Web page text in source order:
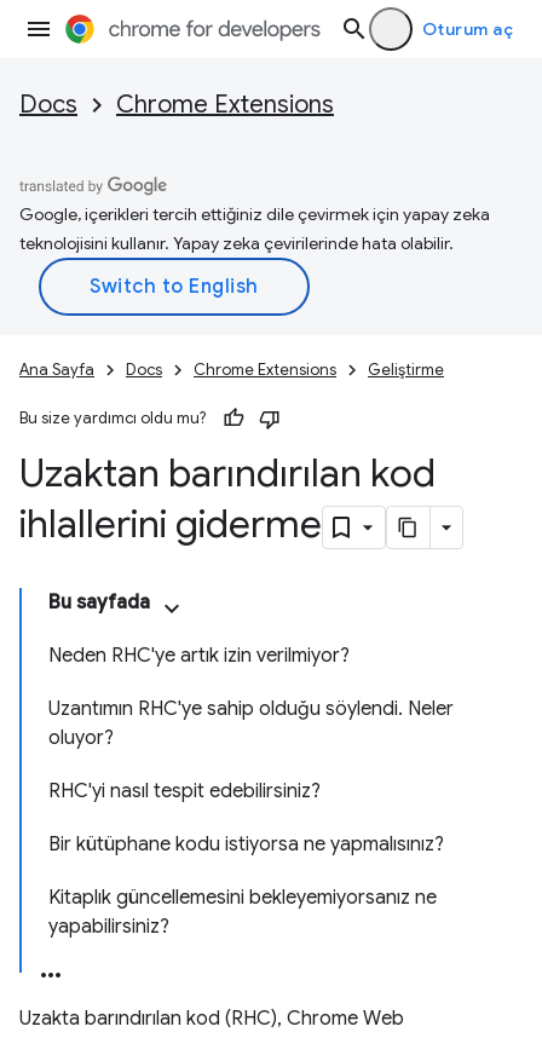
Oturum aç
Docs Chrome Extensions
Google, içerikleri tercih ettiğiniz dile çevirmek için yapay zeka
teknolojisini kullanır. Yapay zeka çevirilerinde hata olabilir.
Ana Sayfa Docs Chrome Extensions Geliştirme
Bu size yardımcı oldu mu?
Uzaktan barındırılan kod
ihlallerini giderme
Bu sayfada
Neden RHC'ye artık izin verilmiyor?
Uzantımın RHC'ye sahip olduğu söylendi. Neler
oluyor?
RHC'yi nasıl tespit edebilirsiniz?
Bir kütüphane kodu istiyorsa ne yapmalısınız?
Kitaplık güncellemesini bekleyemiyorsanız ne
yapabilirsiniz?
Uzakta barındırılan kod (RHC), Chrome Web